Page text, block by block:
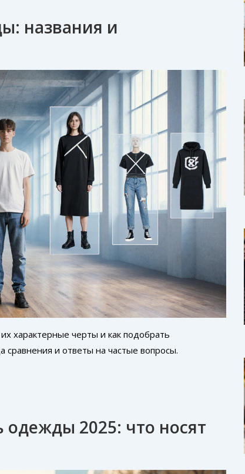
названия и
характерные черты и как подобрать
и ответы на частые вопросы.
2025: что носят